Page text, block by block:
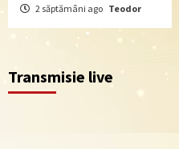
2 săptămâni ago Teodor
Transmisie live